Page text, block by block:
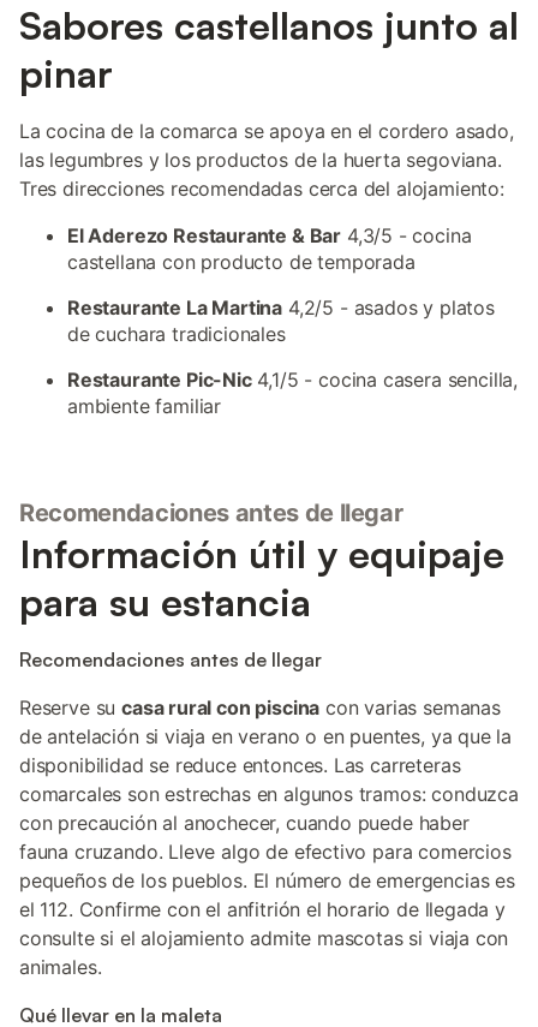
Sabores castellanos junto al
pinar
La cocina de la comarca se apoya en el cordero asado,
las legumbres y los productos de la huerta segoviana.
Tres direcciones recomendadas cerca del alojamiento:
El Aderezo Restaurante & Bar 4,3/5 - cocina
castellana con producto de temporada
Restaurante La Martina 4,2/5 - asados y platos
de cuchara tradicionales
Restaurante Pic-Nic4,1/5 - cocina casera sencilla,
ambiente familiar
Recomendaciones antes de llegar
Información útil y equipaje
para su estancia
Recomendaciones antes de llegar
Reserve sucasa rural con piscina con varias semanas
de antelación si viaja en verano o en puentes, ya que la
disponibilidad se reduce entonces. Las carreteras
comarcales son estrechas en algunos tramos: conduzca
con precaución al anochecer, cuando puede haber
fauna cruzando. Lleve algo de efectivo para comercios
pequeños de los pueblos. El número de emergencias es
el 112. Confirme con el anfitrión el horario de llegada y
consulte si el alojamiento admite mascotas si viaja con
animales.
Qué llevar en la maleta